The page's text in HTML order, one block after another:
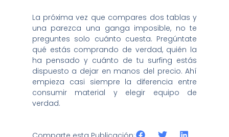
La próxima vez que compares dos tablas y
una parezca una ganga imposible, no te
preguntes solo cuánto cuesta. Pregúntate
qué estás comprando de verdad, quién la
ha pensado y cuánto de tu surfing estás
dispuesto a dejar en manos del precio. Ahí
empieza casi siempre la diferencia entre
consumir material y elegir equipo de
verdad.